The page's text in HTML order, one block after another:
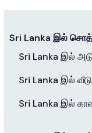
Sri Lanka இல்
Sri Lanka இல்
Sri Lanka இல்
Sri Lanka இல்